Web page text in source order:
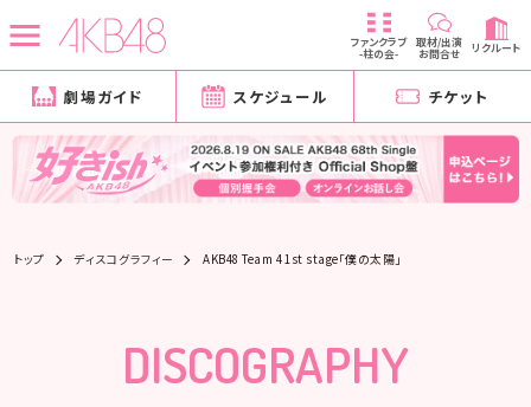
ファンクラブ
-柱の会-
取材/出演
お問合せ リクルート
劇場ガイド スケジュール チケット
トップ ディスコグラフィー AKB48 Team 4 1st stage「僕の太陽」
DISCOGRAPHY